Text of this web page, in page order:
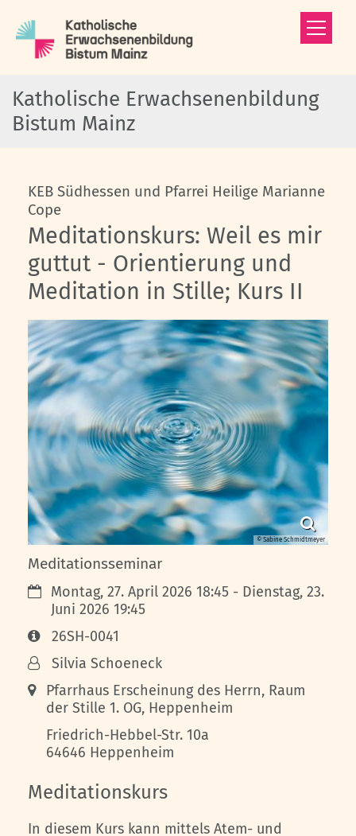
Katholische Erwachsenenbildung
Bistum Mainz
KEB Südhessen und Pfarrei Heilige Marianne
Cope:
Meditationskurs: Weil es mir
guttut - Orientierung und
Meditation in Stille; Kurs II
© Sabine Schmidtmeyer
Meditationsseminar
Datum:Montag, 27. April 2026 18:45 - Dienstag, 23.
Juni 2026 19:45
Art bzw. Nummer:
26SH-0041
Von:Silvia Schoeneck
Ort:Pfarrhaus Erscheinung des Herrn, Raum
der Stille 1. OG, Heppenheim
Friedrich-Hebbel-Str. 10a
64646 Heppenheim
Meditationskurs
In diesem Kurs kann mittels Atem- und